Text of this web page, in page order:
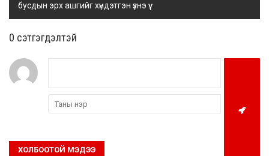
бусдын эрх ашгийг хүндэтгэн үзнэ үү.
0 cэтгэгдэлтэй
ХОЛБООТОЙ МЭДЭЭ